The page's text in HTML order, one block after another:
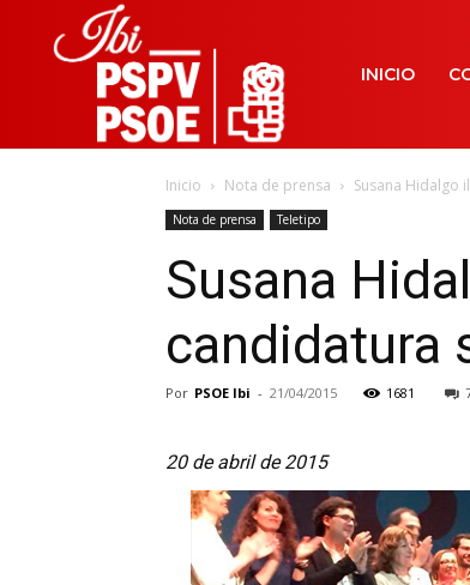
INICIO
Inicio Nota de prensa Susana Hidalgo
Nota de prensa Teletipo
Susana
candidatura
Por PSOE Ibi - 21/04/2015 1681
20 de abril de 2015